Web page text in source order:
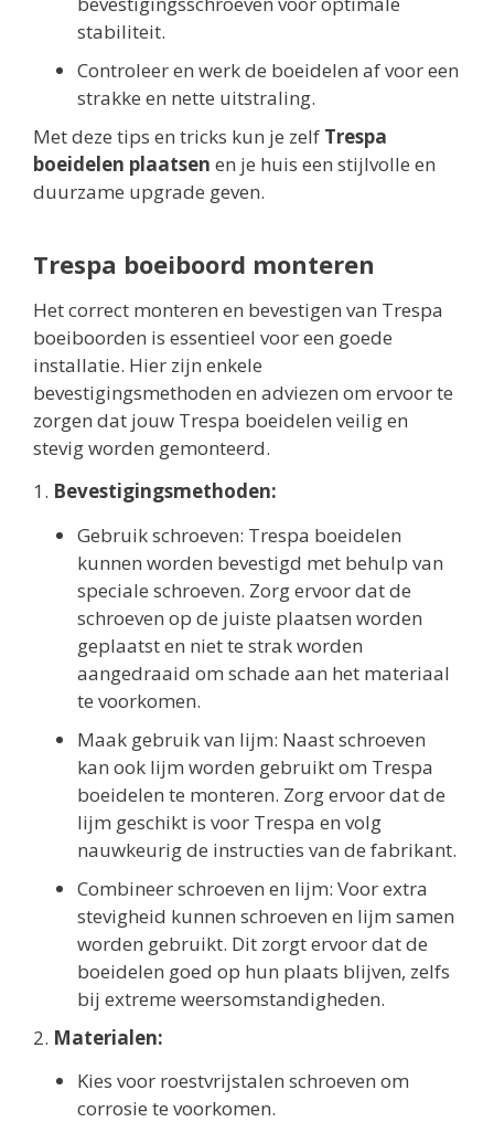
stabiliteit.
Controleer en werk de boeidelen af voor een
strakke en nette uitstraling.
Met deze tips en tricks kun je zelf Trespa
boeidelen plaatsen en je huis een stijlvolle en
duurzame upgrade geven.
Trespa boeiboord monteren
Het correct monteren en bevestigen van Trespa
boeiboorden is essentieel voor een goede
installatie. Hier zijn enkele
bevestigingsmethoden en adviezen om ervoor te
zorgen dat jouw Trespa boeidelen veilig en
stevig worden gemonteerd.
1. Bevestigingsmethoden:
Gebruik schroeven: Trespa boeidelen
kunnen worden bevestigd met behulp van
speciale schroeven. Zorg ervoor dat de
schroeven op de juiste plaatsen worden
geplaatst en niet te strak worden
aangedraaid om schade aan het materiaal
te voorkomen.
Maak gebruik van lijm: Naast schroeven
kan ook lijm worden gebruikt om Trespa
boeidelen te monteren. Zorg ervoor dat de
lijm geschikt is voor Trespa en volg
nauwkeurig de instructies van de fabrikant.
Combineer schroeven en lijm: Voor extra
stevigheid kunnen schroeven en lijm samen
worden gebruikt. Dit zorgt ervoor dat de
boeidelen goed op hun plaats blijven, zelfs
bij extreme weersomstandigheden.
2. Materialen:
Kies voor roestvrijstalen schroeven om
corrosie te voorkomen.